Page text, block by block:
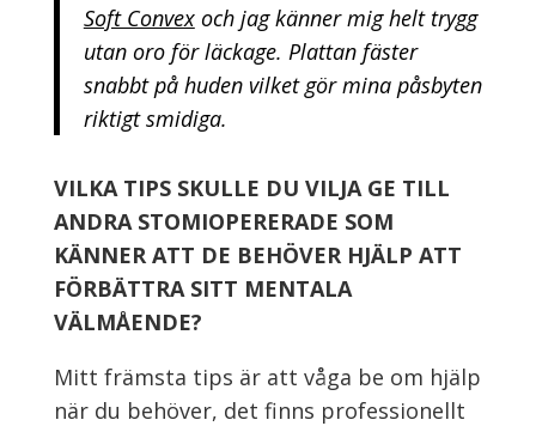
Soft Convexoch jag känner mig helt trygg
utan oro för läckage. Plattan fäster
snabbt på huden vilket gör mina påsbyten
riktigt smidiga.
VILKA TIPS SKULLE DU VILJA GE TILL
ANDRA STOMIOPERERADE SOM
KÄNNER ATT DE BEHÖVER HJÄLP ATT
FÖRBÄTTRA SITT MENTALA
VÄLMÅENDE?
Mitt främsta tips är att våga be om hjälp
när du behöver, det finns professionellt